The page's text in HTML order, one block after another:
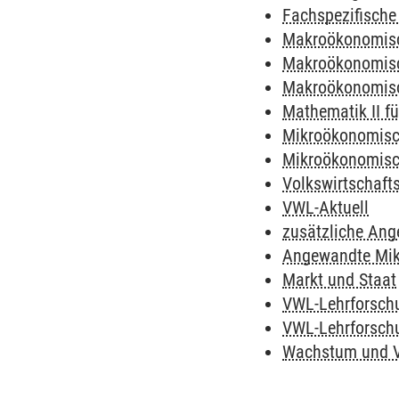
Mathematik II
VWL-Aktuell
zusätzliche
Angewandte
Markt und Staat
VWL-
VWL-
Wachstum und